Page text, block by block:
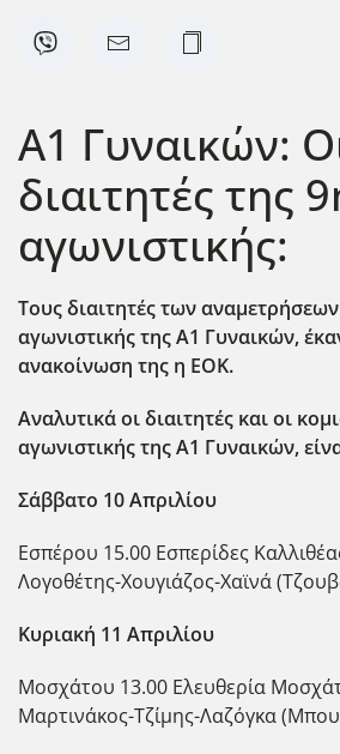
Α1 Γυναικών:
διαιτητές της
αγωνιστικής:
Τους διαιτητές των
αγωνιστικής της Α1 Γυναικών,
ανακοίνωση της η ΕΟΚ.
Αναλυτικά οι διαιτητές και οι
αγωνιστικής της Α1 Γυναικών,
Σάββατο 10 Απριλίου
Εσπέρου 15.00 Εσπερίδες
Λογοθέτης-Χουγιάζος-Χαϊνά
Κυριακή 11 Απριλίου
Μοσχάτου 13.00 Ελευθερία
Μαρτινάκος-Τζίμης-Λαζόγκα